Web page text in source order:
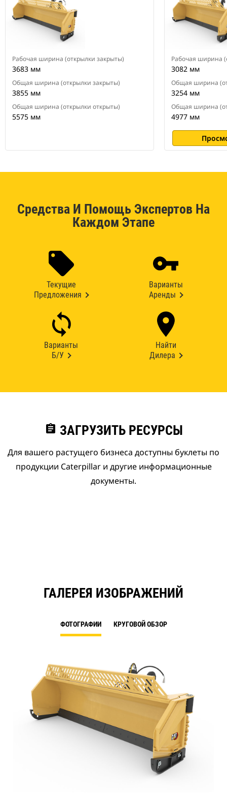
Рабочая ширина (открылки закрыты)
3683 мм
Общая ширина (открылки закрыты)
3855 мм
Общая ширина (открылки открыты)
5575 мм
Рабочая ширина
3082 мм
Общая ширина
3254 мм
Общая ширина
4977 мм
Средства И Помощь Экспертов На
Каждом Этапе
Текущие
Предложения
Варианты
Аренды
Варианты
Б/У
Найти
Дилера
assignment ЗАГРУЗИТЬ РЕСУРСЫ
Для вашего растущего бизнеса доступны буклеты по
продукции Caterpillar и другие информационные
документы.
ГАЛЕРЕЯ ИЗОБРАЖЕНИЙ
ФОТОГРАФИИ КРУГОВОЙ ОБЗОР